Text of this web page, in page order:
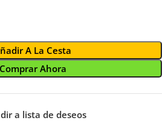
A La Cesta
Comprar Ahora
a lista de deseos